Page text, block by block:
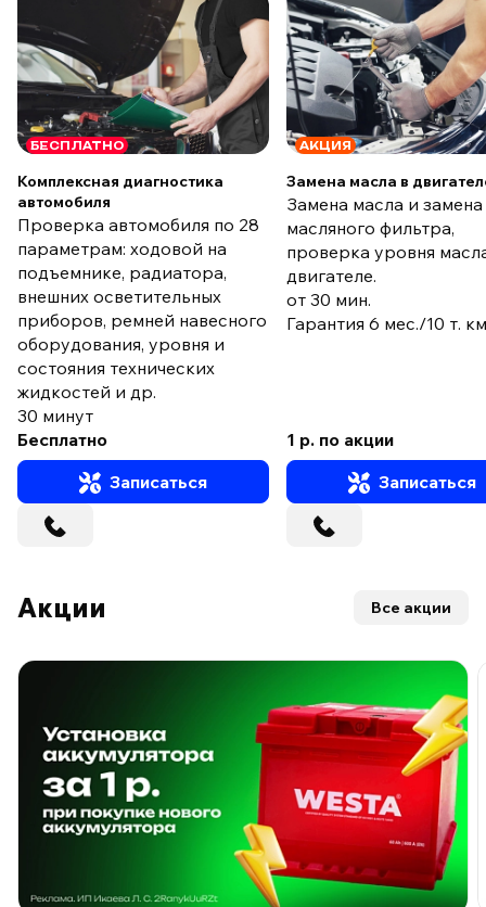
БЕСПЛАТНО
Комплексная диагностика
автомобиля
Проверка автомобиля по 28
параметрам: ходовой на
подъемнике, радиатора,
внешних осветительных
приборов, ремней навесного
оборудования, уровня и
состояния технических
жидкостей и др.
30 минут
Бесплатно
Записаться
АКЦИЯ
Замена масла в
Замена масла и замена
масляного фильтра,
проверка уровня
двигателе.
от 30 мин.
Гарантия 6 мес./10 т.
1 р. по акции
Записаться
Акции Все акции